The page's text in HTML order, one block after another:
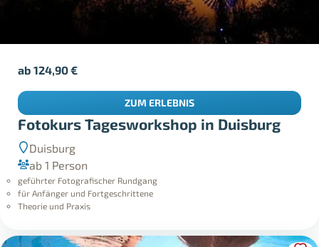
Fotokurs Tagesworkshop in Duisburg
Duisburg
ab 1 Person
geführter Fotografischer Rundgang
für Anfänger und Fortgeschrittene
Theorie und Praxis
ab124,90€
ZUM ERLEBNIS